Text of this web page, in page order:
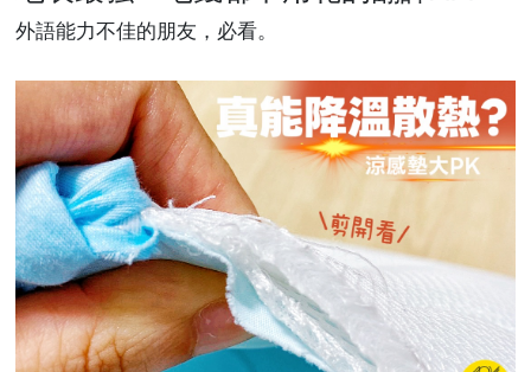
外語能力不佳的朋友，必看。